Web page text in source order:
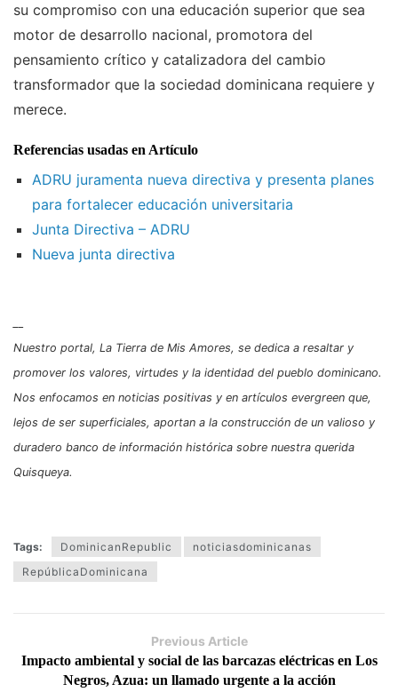
su compromiso con una educación superior que sea
motor de desarrollo nacional, promotora del
pensamiento crítico y catalizadora del cambio
transformador que la sociedad dominicana requiere y
merece.
Referencias usadas en Artículo
ADRU juramenta nueva directiva y presenta planes
para fortalecer educación universitaria
Junta Directiva – ADRU
Nueva junta directiva
Nuestro portal, La Tierra de Mis Amores, se dedica a resaltar y
promover los valores, virtudes y la identidad del pueblo dominicano.
Nos enfocamos en noticias positivas y en artículos evergreen que,
lejos de ser superficiales, aportan a la construcción de un valioso y
duradero banco de información histórica sobre nuestra querida
Quisqueya.
Tags: DominicanRepublic
noticiasdominicanas
RepúblicaDominicana
Previous Article
Impacto ambiental y social de las barcazas eléctricas en Los
Negros, Azua: un llamado urgente a la acción